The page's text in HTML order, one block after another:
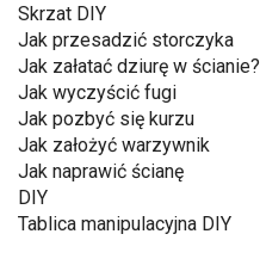
Skrzat DIY
Jak przesadzić storczyka
Jak załatać dziurę w ścianie?
Jak wyczyścić fugi
Jak pozbyć się kurzu
Jak założyć warzywnik
Jak naprawić ścianę
DIY
Tablica manipulacyjna DIY